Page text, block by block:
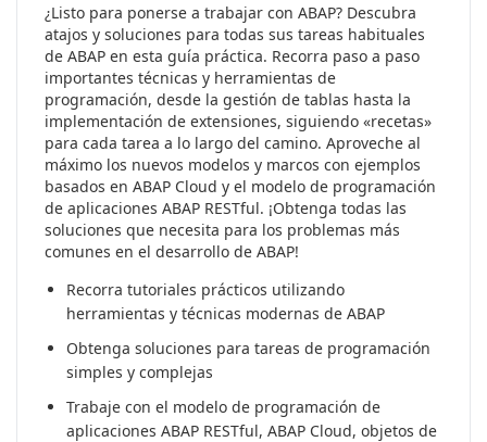
¿Listo para ponerse a trabajar con ABAP? Descubra
atajos y soluciones para todas sus tareas habituales
de ABAP en esta guía práctica. Recorra paso a paso
importantes técnicas y herramientas de
programación, desde la gestión de tablas hasta la
implementación de extensiones, siguiendo «recetas»
para cada tarea a lo largo del camino. Aproveche al
máximo los nuevos modelos y marcos con ejemplos
basados en ABAP Cloud y el modelo de programación
de aplicaciones ABAP RESTful. ¡Obtenga todas las
soluciones que necesita para los problemas más
comunes en el desarrollo de ABAP!
Recorra tutoriales prácticos utilizando
herramientas y técnicas modernas de ABAP
Obtenga soluciones para tareas de programación
simples y complejas
Trabaje con el modelo de programación de
aplicaciones ABAP RESTful, ABAP Cloud, objetos de